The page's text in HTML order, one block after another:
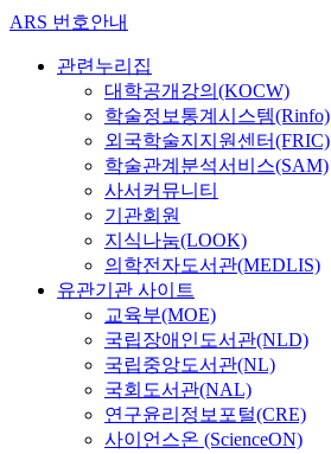
ARS 번호안내
관련누리집
대학공개강의(KOCW)
학술정보통계시스템(Rinfo)
외국학술지지원센터(FRIC)
학술관계분석서비스(SAM)
사서커뮤니티
기관회원
지식나눔(LOOK)
의학전자도서관(MEDLIS)
유관기관 사이트
교육부(MOE)
국립장애인도서관(NLD)
국립중앙도서관(NL)
국회도서관(NAL)
연구윤리정보포털(CRE)
사이언스온 (ScienceON)